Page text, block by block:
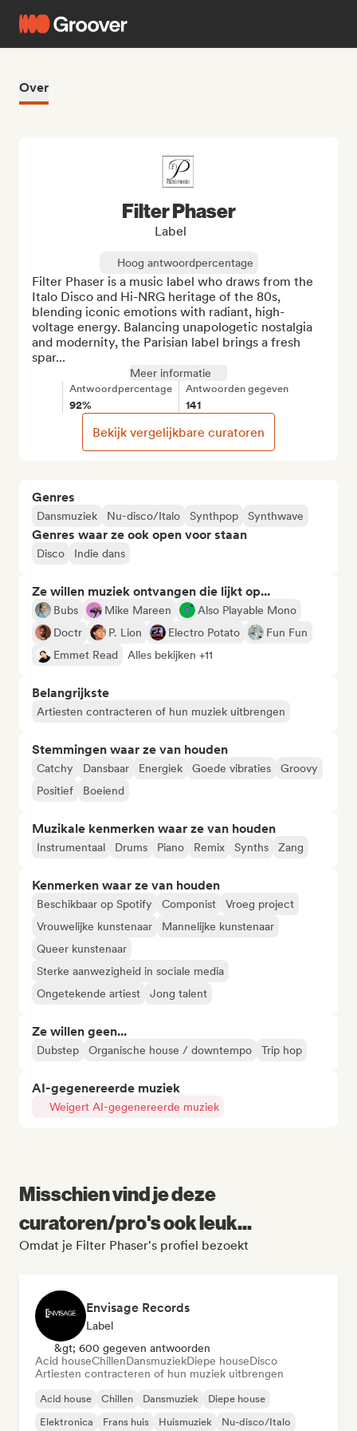
Over
Genres
Dansmuziek Nu-disco/Italo Synthpop Synthwave
Genres waar ze ook open voor staan
Disco Indie dans
Ze willen muziek ontvangen die lijkt op...
Bubs Mike Mareen
Also Playable Mono
Doctr
P. Lion Electro Potato
Fun Fun
Emmet Read
Alles bekijken +11
Belangrijkste
Artiesten contracteren of hun muziek uitbrengen
Stemmingen waar ze van houden
Catchy Dansbaar Energiek Goede vibraties
Groovy
Positief
Boeiend
Muzikale kenmerken waar ze van houden
Instrumentaal Drums Piano Remix Synths Zang
Kenmerken waar ze van houden
Beschikbaar op Spotify Componist
Vroeg project
Vrouwelijke kunstenaar
Mannelijke kunstenaar
Queer kunstenaar
Sterke aanwezigheid in sociale media
Ongetekende artiest
Jong talent
Ze willen geen...
Dubstep Organische house / downtempo Trip hop
AI-gegenereerde muziek
Weigert AI-gegenereerde muziek
Filter Phaser
Label
Hoog antwoordpercentage
Filter Phaser is a music label who draws from the
Italo Disco and Hi-NRG heritage of the 80s,
blending iconic emotions with radiant, high-
voltage energy. Balancing unapologetic nostalgia
and modernity, the Parisian label brings a fresh
spar...
Meer informatie
Antwoordpercentage
92%
Antwoorden gegeven
141
Bekijk vergelijkbare curatoren
Misschien vind je deze
curatoren/pro's ook leuk...
Omdat je Filter Phaser's profiel bezoekt
Envisage Records
Label
&gt; 600 gegeven antwoorden
Acid houseChillenDansmuziekDiepe houseDisco
Artiesten contracteren of hun muziek uitbrengen
Acid house Chillen Dansmuziek
Diepe house
Elektronica
Frans huis Huismuziek Nu-disco/Italo